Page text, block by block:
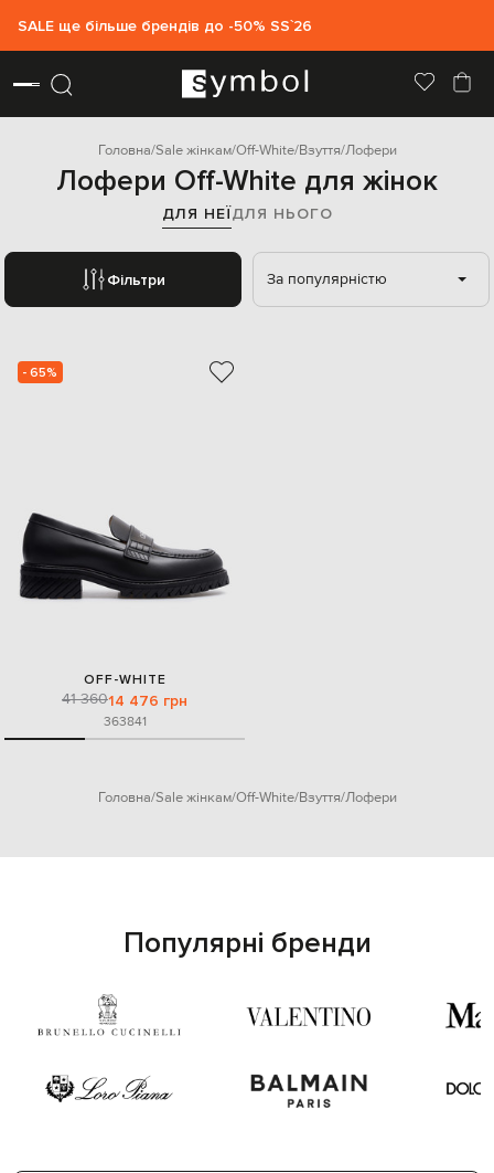
SALE ще більше брендів до -50% SS`26
Головна Sale жінкам Off-White Взуття Лофери
Лофери Off-White для жінок
ДЛЯ НЕЇДЛЯ НЬОГО
Фільтри За популярністю
- 65%
OFF-WHITE
41 36014 476 грн
363841
Головна Sale жінкам Off-White Взуття Лофери
Популярні бренди